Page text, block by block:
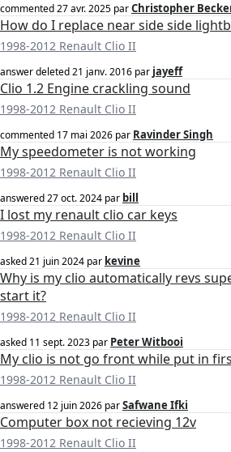
commented27 avr. 2025 parChristopher
How do I replace near side side
1998-2012 Renault Clio II
answer deleted21 janv. 2016 par jayeff
Clio 1.2 Engine crackling sound
1998-2012 Renault Clio II
commented 17 mai 2026 par Ravinder Singh
My speedometer is not working
1998-2012 Renault Clio II
answered27 oct. 2024 par bill
I lost my renault clio car keys
1998-2012 Renault Clio II
asked21 juin 2024 par kevine
Why is my clio automatically revs
start it?
1998-2012 Renault Clio II
asked 11 sept. 2023 par Peter Witbooi
My clio is not go front while put in
1998-2012 Renault Clio II
answered 12 juin 2026 parSafwane Ifki
Computer box not recieving 12v
1998-2012 Renault Clio II